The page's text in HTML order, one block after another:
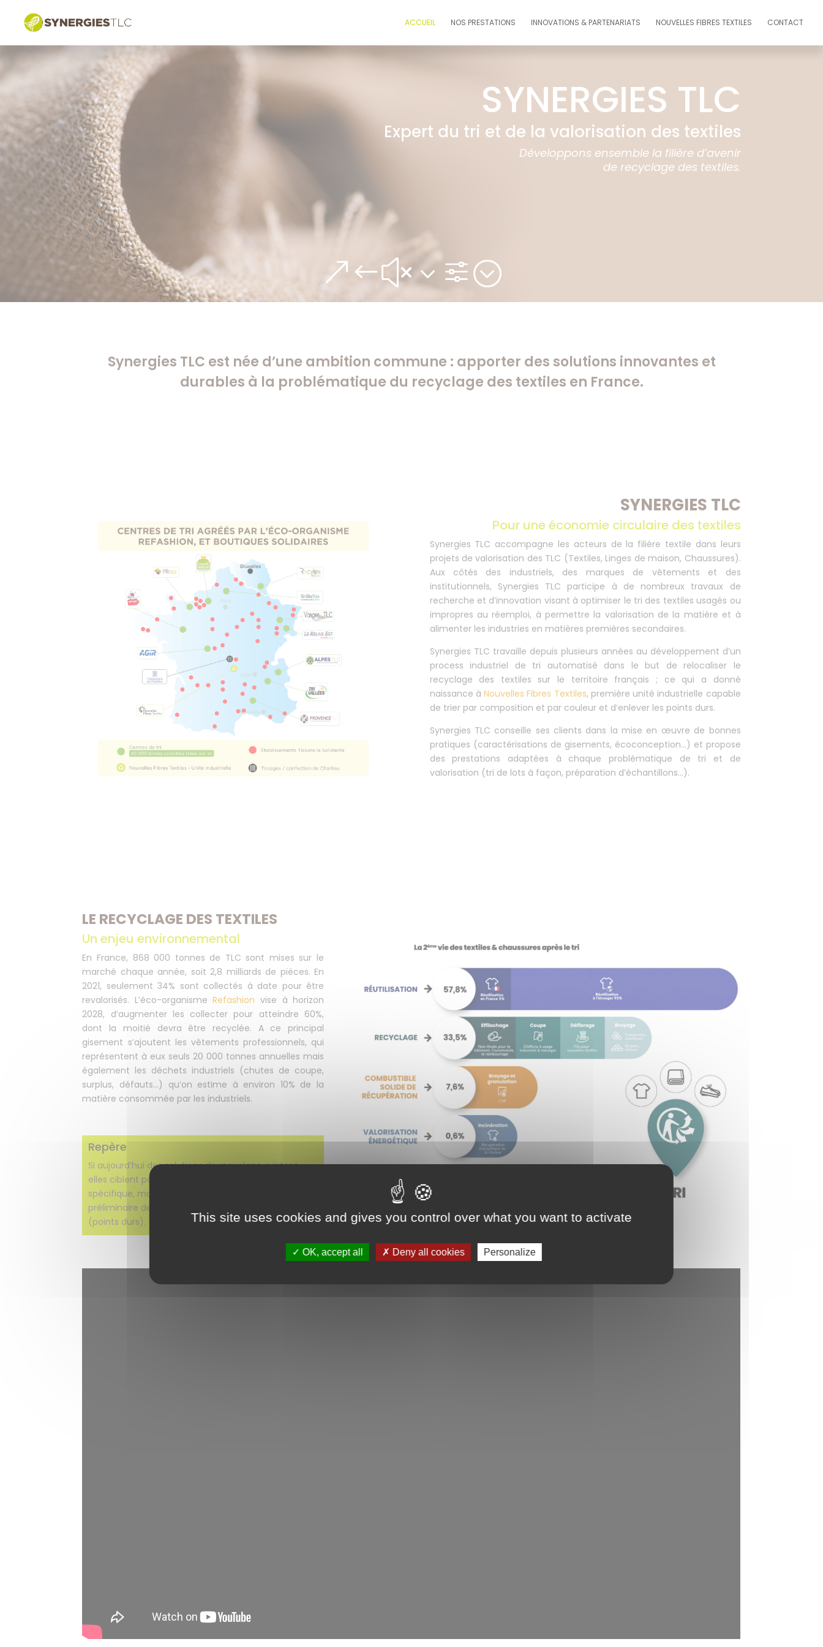
ACCUEIL NOS PRESTATIONS INNOVATIONS & PARTENARIATS NOUVELLES FIBRES TEXTILES CONTACT
SYNERGIES TLC
Expert du tri et de la valorisation des textiles
Développons ensemble la filière d’avenir
de recyclage des textiles.
&#x3f;
Synergies TLC est née d’une ambition commune : apporter des solutions innovantes et
durables à la problématique du recyclage des textiles en France.
SYNERGIES TLC
Pour une économie circulaire des textiles
Synergies TLC accompagne les acteurs de la filière textile dans leurs
projets de valorisation des TLC (Textiles, Linges de maison, Chaussures).
Aux côtés des industriels, des marques de vêtements et des
institutionnels, Synergies TLC participe à de nombreux travaux de
recherche et d’innovation visant à optimiser le tri des textiles usagés ou
impropres au réemploi, à permettre la valorisation de la matière et à
alimenter les industries en matières premières secondaires.
Synergies TLC travaille depuis plusieurs années au développement d’un
process industriel de tri automatisé dans le but de relocaliser le
recyclage des textiles sur le territoire français ; ce qui a donné
naissance àNouvelles Fibres Textiles, première unité industrielle capable
de trier par composition et par couleur et d’enlever les points durs.
Synergies TLC conseille ses clients dans la mise en œuvre de bonnes
pratiques (caractérisations de gisements, écoconception…) et propose
des prestations adaptées à chaque problématique de tri et de
valorisation (tri de lots à façon, préparation d’échantillons…).
LE RECYCLAGE DES TEXTILES
Un enjeu environnemental
En France, 868 000 tonnes de TLC sont mises sur le
marché chaque année, soit 2,8 milliards de pièces. En
2021, seulement 34% sont collectés à date pour être
revalorisés. L’éco-organisme Refashion vise à horizon
2028, d’augmenter les collecter pour atteindre 60%,
dont la moitié devra être recyclée. A ce principal
gisement s’ajoutent les vêtements professionnels, qui
représentent à eux seuls 20 000 tonnes annuelles mais
également les déchets industriels (chutes de coupe,
surplus, défauts…) qu’on estime à environ 10% de la
matière consommée par les industriels.
Repère
Si aujourd’hui des solutions de recyclage existent,
elles ciblent pour la plupart une composition
spécifique, mono matière, nécessitant une étape
préliminaire de tri et de retrait des perturbateurs
(points durs).
Source : Refashion
This site uses cookies and gives you control over what you want to activate
OK, accept all Deny all cookies Personalize